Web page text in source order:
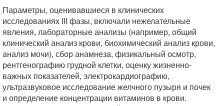
Параметры, оценивавшиеся в клинических
исследованиях III фазы, включали нежелательные
явления, лабораторные анализы (например, общий
клинический анализ крови, биохимический анализ крови,
анализ мочи), сбор анамнеза, физикальный осмотр,
рентгенографию грудной клетки, оценку жизненно-
важных показателей, электрокардиографию,
ультразвуковое исследование желчного пузыря и почек
и определение концентрации витаминов в крови.